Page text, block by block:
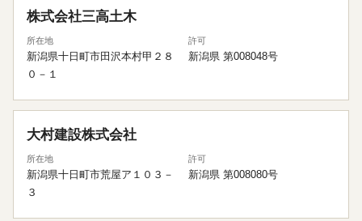
株式会社三高土木
所在地
新潟県十日町市田沢本村甲２８
０－１
許可
新潟県 第008048号
大村建設株式会社
所在地
新潟県十日町市荒屋ア１０３－
３
許可
新潟県 第008080号